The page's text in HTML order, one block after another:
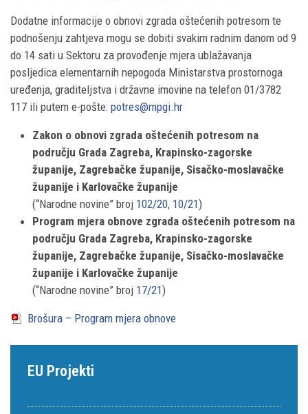
Dodatne informacije o obnovi zgrada oštećenih potresom te
podnošenju zahtjeva mogu se dobiti svakim radnim danom od 9
do 14 sati u Sektoru za provođenje mjera ublažavanja
posljedica elementarnih nepogoda Ministarstva prostornoga
uređenja, graditeljstva i državne imovine na telefon 01/3782
117 ili putem e-pošte: potres@mpgi.hr
Zakon o obnovi zgrada oštećenih potresom na
području Grada Zagreba, Krapinsko-zagorske
županije, Zagrebačke županije, Sisačko-moslavačke
županije i Karlovačke županije
(“Narodne novine” broj 102/20, 10/21)
Program mjera obnove zgrada oštećenih potresom na
području Grada Zagreba, Krapinsko-zagorske
županije, Zagrebačke županije, Sisačko-moslavačke
županije i Karlovačke županije
(“Narodne novine” broj 17/21)
Brošura – Program mjera obnove
EU Projekti